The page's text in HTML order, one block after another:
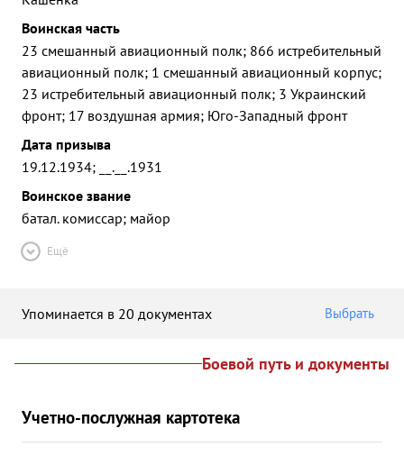
Воинская часть
23 смешанный авиационный полк; 866 истребительный
авиационный полк; 1 смешанный авиационный корпус;
23 истребительный авиационный полк; 3 Украинский
фронт; 17 воздушная армия; Юго-Западный фронт
Дата призыва
19.12.1934; __.__.1931
Воинское звание
батал. комиссар; майор
Ещё
Упоминается в 20 документах Выбрать
Боевой путь и документы
Учетно-послужная картотека